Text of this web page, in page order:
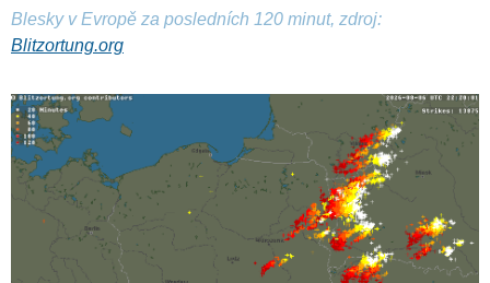
Blesky v Evropě za posledních 120 minut, zdroj:
Blitzortung.org